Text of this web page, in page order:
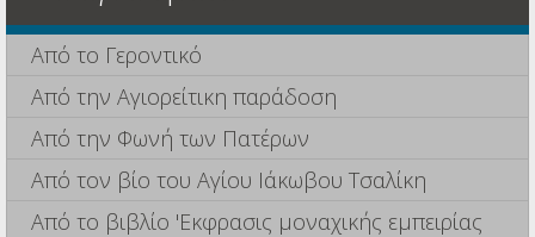
Από το Γεροντικό
Από την Αγιορείτικη παράδοση
Από την Φωνή των Πατέρων
Από τον βίο του Αγίου Ιάκωβου Τσαλίκη
Από το βιβλίο 'Εκφρασις μοναχικής εμπειρίας